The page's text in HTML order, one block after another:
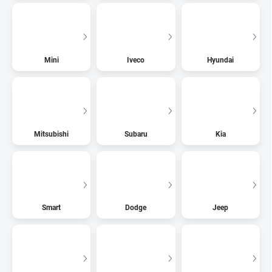
Mini Iveco Hyundai
Mitsubishi Subaru Kia
Smart Dodge Jeep